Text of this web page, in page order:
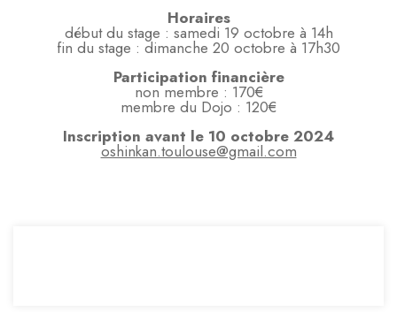
Horaires
début du stage : samedi 19 octobre à 14h
fin du stage : dimanche 20 octobre à 17h30
Participation financière
non membre : 170€
membre du Dojo : 120€
Inscription avant le 10 octobre 2024
oshinkan.toulouse@gmail.com